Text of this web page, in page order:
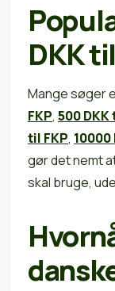
DKK
Mange søger
FKP, 500 DKK
til FKP, 10000
gør det nemt
skal bruge,